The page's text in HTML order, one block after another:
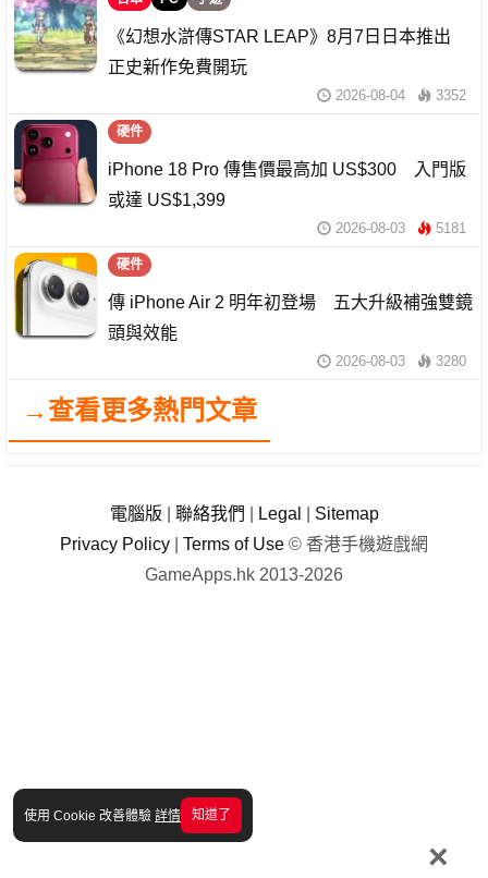
使用 Cookie 改善體驗 詳情 知道了
×
《幻想水滸傳STAR LEAP》8月7日日本推出
正史新作免費開玩
2026-08-04 3352
硬件
iPhone 18 Pro 傳售價最高加 US$300 入門版
或達 US$1,399
2026-08-03 5181
硬件
傳 iPhone Air 2 明年初登場 五大升級補強雙鏡
頭與效能
2026-08-03 3280
→查看更多熱門文章
電腦版 聯絡我們 Legal
Sitemap
Privacy Policy
Terms of Use © 香港手機遊戲網
GameApps.hk 2013-2026